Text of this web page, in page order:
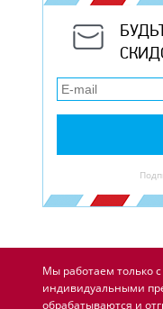
Мы работаем только
индивидуальными
обрабатываются и